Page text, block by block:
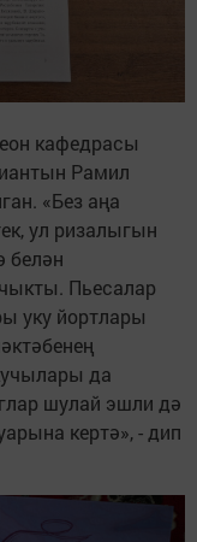
кафедрасы
Рамил
«Без аңа
ул ризалыгын
белән
Пьесалар
уку йортлары
да
шулай эшли дә
кертә», - дип